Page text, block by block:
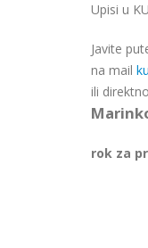
Upisi u
Javite
na mail
ili
rok za